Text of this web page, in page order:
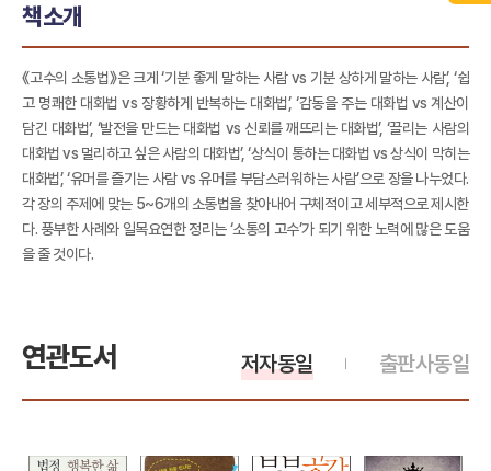
책소개
《고수의 소통법》은 크게 ‘기분 좋게 말하는 사람 vs 기분 상하게 말하는 사람’, ‘쉽
고 명쾌한 대화법 vs 장황하게 반복하는 대화법’, ‘감동을 주는 대화법 vs 계산이
담긴 대화법’, ‘발전을 만드는 대화법 vs 신뢰를 깨뜨리는 대화법’, ‘끌리는 사람의
대화법 vs 멀리하고 싶은 사람의 대화법’, ‘상식이 통하는 대화법 vs 상식이 막히는
대화법’, ‘유머를 즐기는 사람 vs 유머를 부담스러워하는 사람’으로 장을 나누었다.
각 장의 주제에 맞는 5~6개의 소통법을 찾아내어 구체적이고 세부적으로 제시한
다. 풍부한 사례와 일목요연한 정리는 ‘소통의 고수’가 되기 위한 노력에 많은 도움
을 줄 것이다.
연관도서 출판사동일
저자동일